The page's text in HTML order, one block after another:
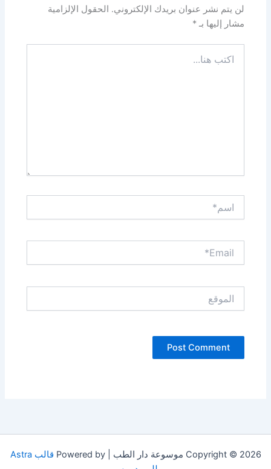
لن يتم نشر عنوان بريدك الإلكتروني. الحقول الإلزامية
مشار إليها بـ*
هنا...
Copyright © 2026 موسوعة دار الطب | Powered by
قالب Astra